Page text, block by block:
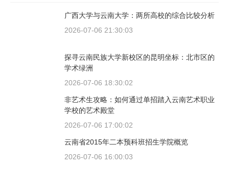
广西大学与云南大学：两所高校的综合比较分析
2026-07-06 21:30:03
探寻云南民族大学新校区的昆明坐标：北市区的
学术绿洲
2026-07-06 18:30:02
非艺术生攻略：如何通过单招踏入云南艺术职业
学校的艺术殿堂
2026-07-06 17:00:02
云南省2015年二本预科班招生学院概览
2026-07-06 16:00:03